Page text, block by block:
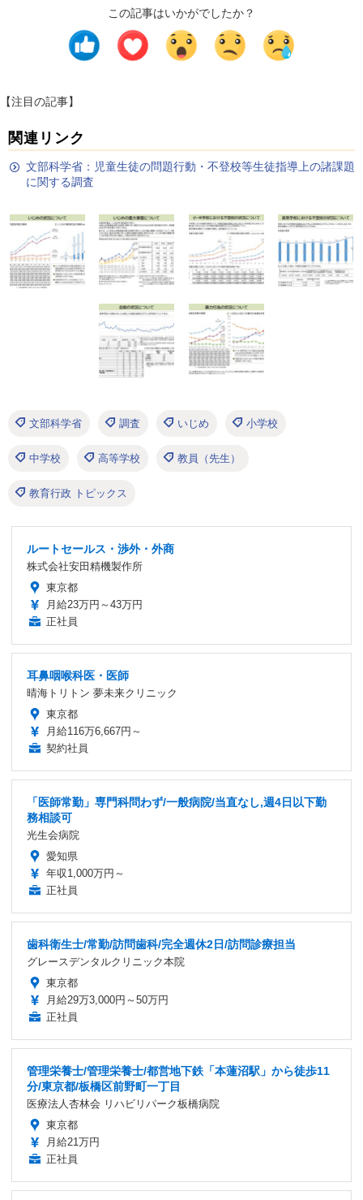
この記事はいかがでしたか？
【注目の記事】
関連リンク
文部科学省：児童生徒の問題行動・不登校等生徒指導上の諸課題
に関する調査
文部科学省 調査 いじめ 小学校
中学校 高等学校 教員（先生）
教育行政 トピックス
ルートセールス・渉外・外商
株式会社安田精機製作所
東京都
月給23万円～43万円
正社員
耳鼻咽喉科医・医師
晴海トリトン 夢未来クリニック
東京都
月給116万6,667円～
契約社員
「医師常勤」専門科問わず/一般病院/当直なし,週4日以下勤
務相談可
光生会病院
愛知県
年収1,000万円～
正社員
歯科衛生士/常勤/訪問歯科/完全週休2日/訪問診療担当
グレースデンタルクリニック本院
東京都
月給29万3,000円～50万円
正社員
管理栄養士/管理栄養士/都営地下鉄「本蓮沼駅」から徒歩11
分/東京都/板橋区前野町一丁目
医療法人杏林会 リハビリパーク板橋病院
東京都
月給21万円
正社員